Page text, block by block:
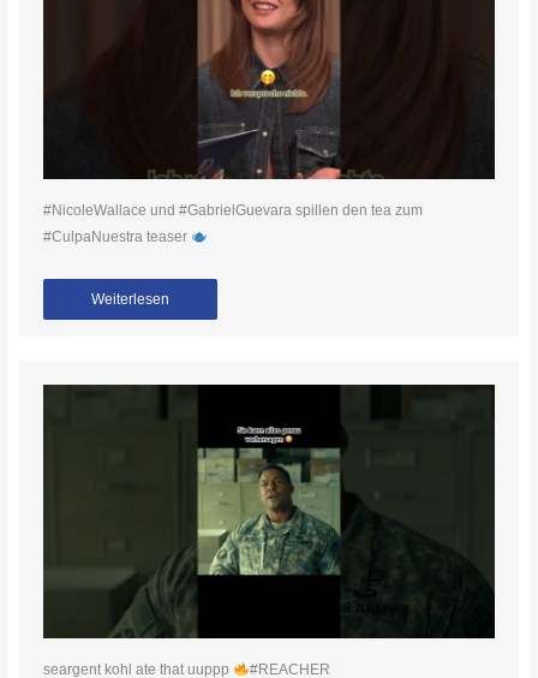
#NicoleWallace und #GabrielGuevara spillen den tea zum
#CulpaNuestra teaser
Weiterlesen
seargent kohl ate that uuppp #REACHER